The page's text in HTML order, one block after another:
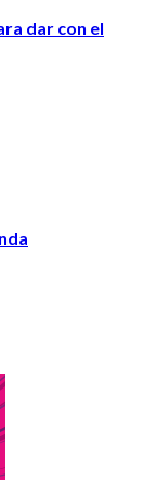
dar con el